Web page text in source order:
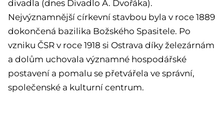
divadla (dnes Divadlo A. Dvořáka).
Nejvýznamnější církevní stavbou byla v roce 1889
dokončená bazilika Božského Spasitele. Po
vzniku ČSR v roce 1918 si Ostrava díky železárnám
a dolům uchovala významné hospodářské
postavení a pomalu se přetvářela ve správní,
společenské a kulturní centrum.